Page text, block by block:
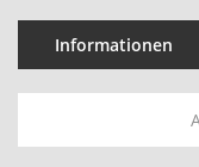
Informationen